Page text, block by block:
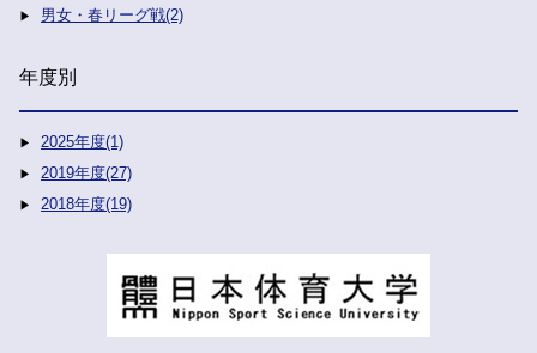
男女・春リーグ戦(2)
年度別
2025年度(1)
2019年度(27)
2018年度(19)